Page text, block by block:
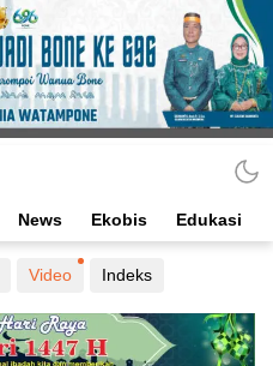
News Ekobis Edukasi
Video Indeks